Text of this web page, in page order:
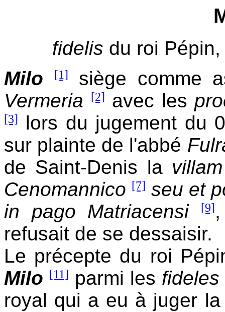
fidelis du roi
Milo
[1]
siège comme
Vermeria
[2] avec les
[3]
lors du jugement du
sur plainte de l'abbé
de Saint-Denis la
Cenomannico [7] seu et
in pago Matriacensi
[9]
refusait de se dessaisir.
Le précepte du roi
Milo [11] parmi les fideles
royal qui a eu à juger